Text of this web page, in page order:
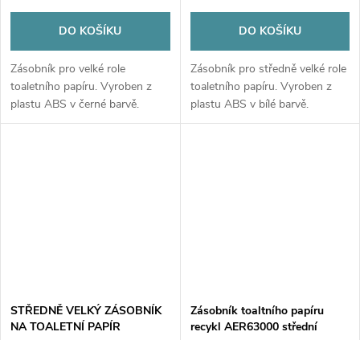
DO KOŠÍKU
Zásobník pro velké role
toaletního papíru. Vyroben z
plastu ABS v černé barvě.
DO KOŠÍKU
Zásobník pro středně velké role
toaletního papíru. Vyroben z
plastu ABS v bílé barvě.
STŘEDNĚ VELKÝ ZÁSOBNÍK
NA TOALETNÍ PAPÍR
Zásobník toaltního papíru
recykl AER63000 střední